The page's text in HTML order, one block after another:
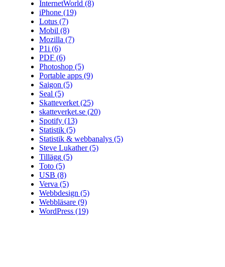
InternetWorld (8)
iPhone (19)
Lotus (7)
Mobil (8)
Mozilla (7)
P1i (6)
PDF (6)
Photoshop (5)
Portable apps (9)
Saigon (5)
Seal (5)
Skatteverket (25)
skatteverket.se (20)
Spotify (13)
Statistik (5)
Statistik & webbanalys (5)
Steve Lukather(5)
Tillägg (5)
Toto (5)
USB (8)
Verva (5)
Webbdesign (5)
Webbläsare (9)
WordPress (19)